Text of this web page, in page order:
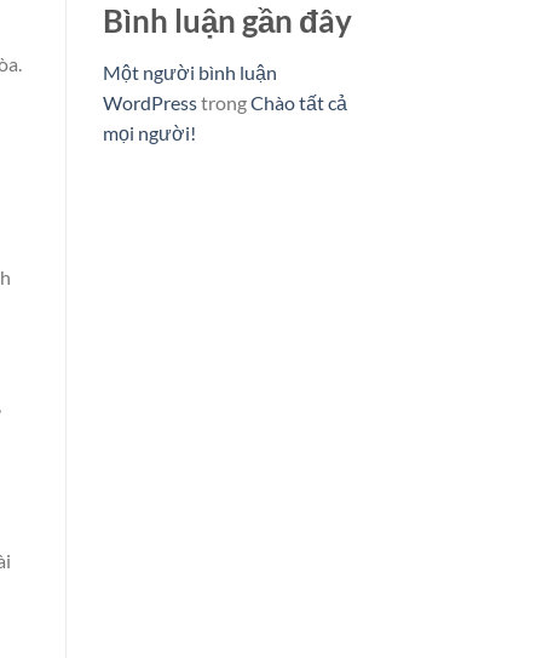
Bình luận gần đây
Một người bình luận
WordPresstrongChào tất cả
mọi người!